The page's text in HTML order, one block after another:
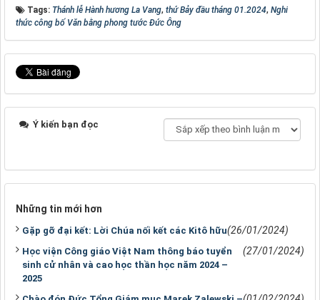
Tags: Thánh lễ Hành hương La Vang, thứ Bảy đầu tháng 01.2024, Nghi
thức công bố Văn bằng phong tước Đức Ông
Ý kiến bạn đọc
Những tin mới hơn
Gặp gỡ đại kết: Lời Chúa nối kết các Kitô hữu(26/01/2024)
Học viện Công giáo Việt Nam thông báo tuyển
sinh cử nhân và cao học thần học năm 2024 –
2025
(27/01/2024)